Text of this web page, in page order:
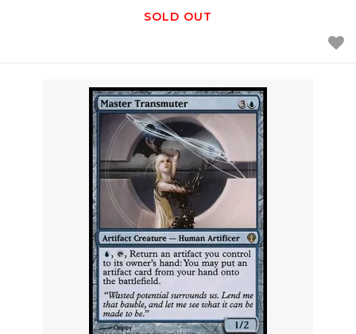
SOLD OUT